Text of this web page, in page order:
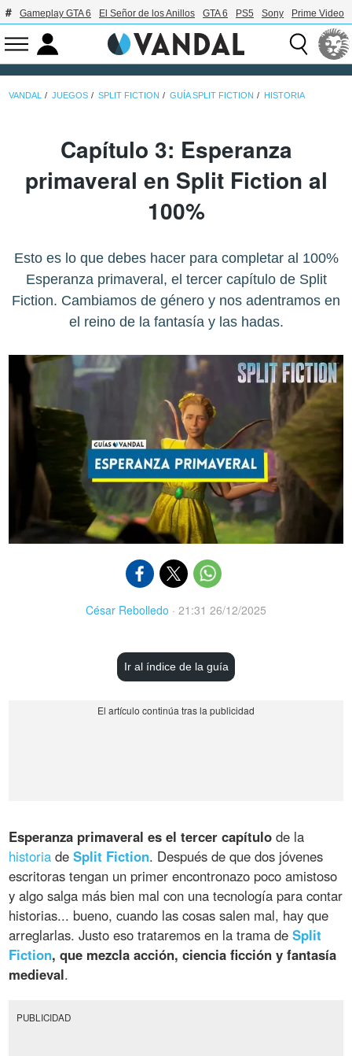
Gameplay GTA 6 El Señor de los Anillos GTA 6 PS5 Sony Prime Video
VANDAL JUEGOS SPLIT FICTION GUÍA SPLIT FICTION HISTORIA
Capítulo 3: Esperanza
primaveral en Split Fiction al
100%
Esto es lo que debes hacer para completar al 100%
Esperanza primaveral, el tercer capítulo de Split
Fiction. Cambiamos de género y nos adentramos en
el reino de la fantasía y las hadas.
César Rebolledo · 21:31 26/12/2025
Ir al índice de la guía
Esperanza primaveral es el tercer capítulo de la
historia deSplit Fiction. Después de que dos jóvenes
escritoras tengan un primer encontronazo poco amistoso
y algo salga más bien mal con una tecnología para contar
historias... bueno, cuando las cosas salen mal, hay que
arreglarlas. Justo eso trataremos en la trama deSplit
Fiction, que mezcla acción, ciencia ficción y fantasía
medieval.
PUBLICIDAD